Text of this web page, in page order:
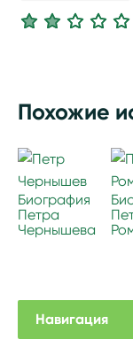
Похожие
Биография
Петра
Чернышева
Навигация